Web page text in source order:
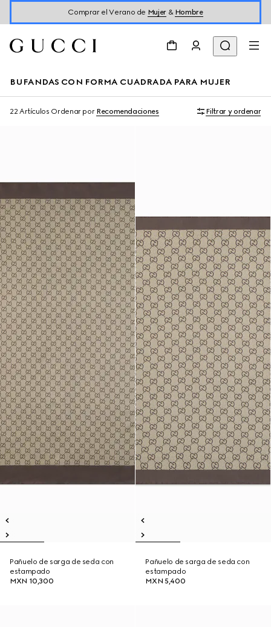
Comprar el Verano de Mujer& Hombre
BUFANDAS CON FORMA CUADRADA PARA MUJER
22 Artículos Ordenar por Recomendaciones Filtrar y ordenar
Pañuelo de sarga de seda con
estampado
MXN 10,300
Pañuelo de sarga de seda con
estampado
MXN 5,400